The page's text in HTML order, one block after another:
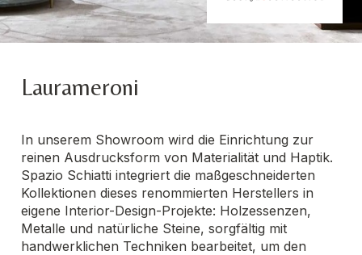
Laurameroni
In unserem Showroom wird die Einrichtung zur
reinen Ausdrucksform von Materialität und Haptik.
Spazio Schiatti integriert die maßgeschneiderten
Kollektionen dieses renommierten Herstellers in
eigene Interior-Design-Projekte: Holzessenzen,
Metalle und natürliche Steine, sorgfältig mit
handwerklichen Techniken bearbeitet, um den